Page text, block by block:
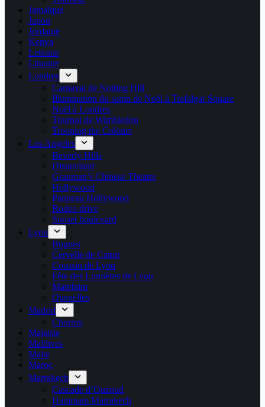
Jamaïque
Japon
Jordanie
Kenya
Lettonie
Lituanie
Londres
Carnaval de Notting Hill
Illumination du sapin de Noël à Trafalgar Square
Noël à Londres
Tournoi de Wimbledon
Trooping the Colours
Los Angeles
Beverly Hills
Disneyland
Grauman’s Chinese Theatre
Hollywood
Panneau Hollywood
Rodeo drive
Sunset boulevard
Lyon
Bugnes
Cervelle de Canut
Coussin de Lyon
Fête des Lumières de Lyon
Matefaim
Quenelles
Madrid
Churros
Malaisie
Maldives
Malte
Maroc
Marrakech
Cascade d’Ouzoud
Hammam Marrakech